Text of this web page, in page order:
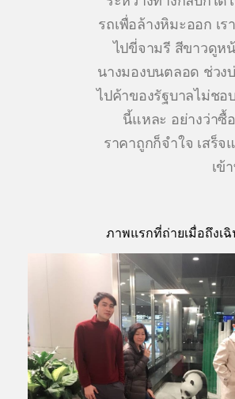
รถเพื่อล้างหิมะออก เร
ไปขี่จามรี สีขาวดูห
นางมองบนตลอด ช่วง
ไปค้าของรัฐบาลไม่ชอ
นี้แหละ อย่างว่าซื้
ราคาถูกก็จำใจ เสร็จ
เข้
ภาพแรกที่ถ่ายเมื่อถึงเ